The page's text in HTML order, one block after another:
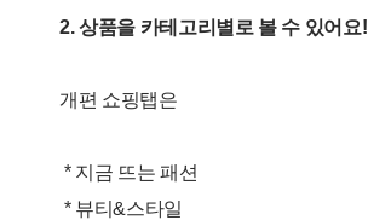
2. 상품을 카테고리별로 볼 수 있어요!
개편 쇼핑탭은
* 지금 뜨는 패션
* 뷰티&스타일